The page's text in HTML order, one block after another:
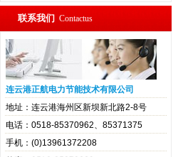
联系我们 Contactus
连云港正航电力节能技术有限公司
地址：连云港海州区新坝新北路2-8号
电话：0518-85370962、85371375
手机：(0)13961372208